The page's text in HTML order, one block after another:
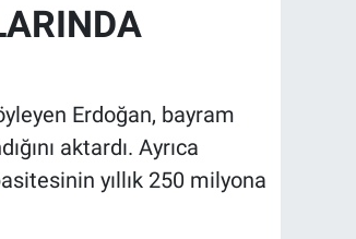
Erdoğan, bayram
aktardı. Ayrıca
yıllık 250 milyona